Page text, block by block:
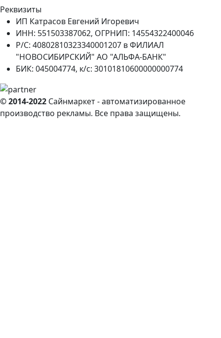
Реквизиты
ИП Катрасов Евгений Игоревич
ИНН: 551503387062, ОГРНИП: 14554322400046
Р/С: 40802810323340001207 в ФИЛИАЛ
"НОВОСИБИРСКИЙ" АО "АЛЬФА-БАНК"
БИК: 045004774, к/с: 30101810600000000774
© 2014-2022 Сайнмаркет - автоматизированное
производство рекламы. Все права защищены.